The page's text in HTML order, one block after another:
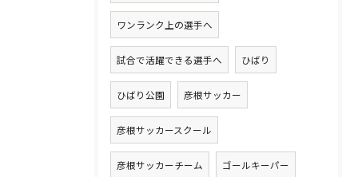
ワンランク上の選手へ
試合で活躍できる選手へ ひばり
ひばり公園 彦根サッカー
彦根サッカースクール
彦根サッカーチーム ゴールキーパー